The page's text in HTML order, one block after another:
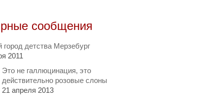
сообщения
детства Мерзебург
2011
Это не галлюцинация, это
действительно розовые слоны
21 апреля 2013